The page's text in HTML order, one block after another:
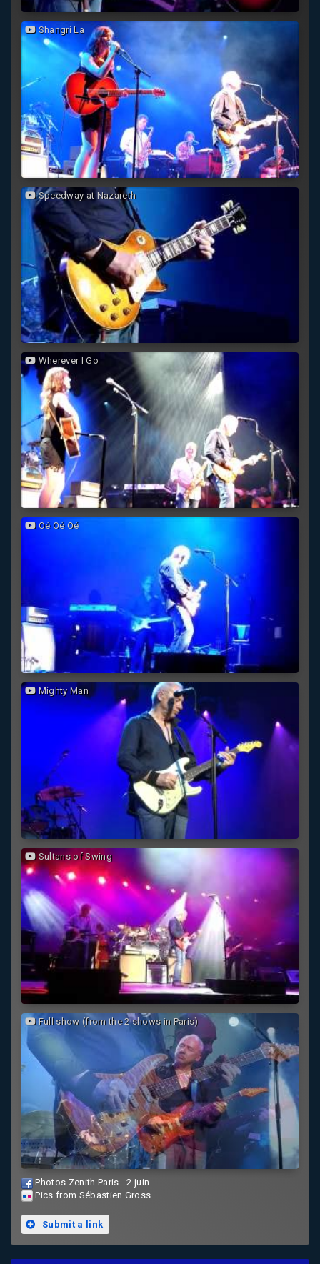
Shangri La
Speedway at Nazareth
Wherever I Go
Oé Oé Oé
Mighty Man
Sultans of Swing
Full show (from the 2 shows in Paris)
Photos Zenith Paris - 2 juin
Pics from Sébastien Gross
Submit a link